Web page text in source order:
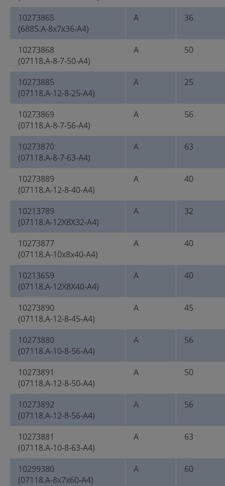
10273865
(6885.A-8x7x36-A4)
A 36
10273868
(07118.A-8-7-50-A4)
A 50
10273885
(07118.A-12-8-25-A4)
A 25
10273869
(07118.A-8-7-56-A4)
A 56
10273870
(07118.A-8-7-63-A4)
A 63
10273889
(07118.A-12-8-40-A4)
A 40
10213789
(07118.A-12X8X32-A4)
A 32
10273877
(07118.A-10x8x40-A4)
A 40
10213659
(07118.A-12X8X40-A4)
A 40
10273890
(07118.A-12-8-45-A4)
A 45
10273880
(07118.A-10-8-56-A4)
A 56
10273891
(07118.A-12-8-50-A4)
A 50
10273892
(07118.A-12-8-56-A4)
A 56
10273881
(07118.A-10-8-63-A4)
A 63
10299380
(07118.A-8x7x60-A4)
A 60